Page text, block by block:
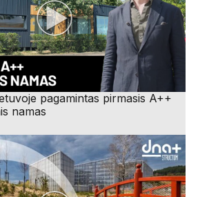
pagamintas pirmasis A++
namas